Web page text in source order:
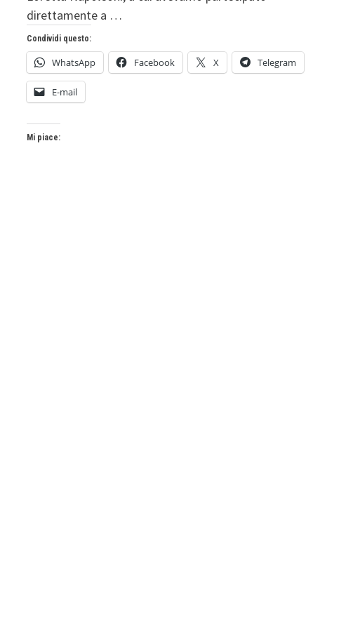
direttamente a …
Condividi questo:
WhatsApp Facebook X Telegram
E-mail
Mi piace: